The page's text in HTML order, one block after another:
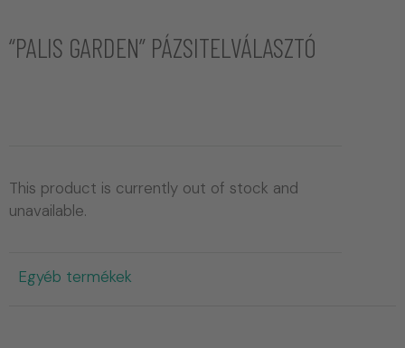
“PALIS GARDEN” PÁZSITELVÁLASZTÓ
This product is currently out of stock and
unavailable.
Egyéb termékek